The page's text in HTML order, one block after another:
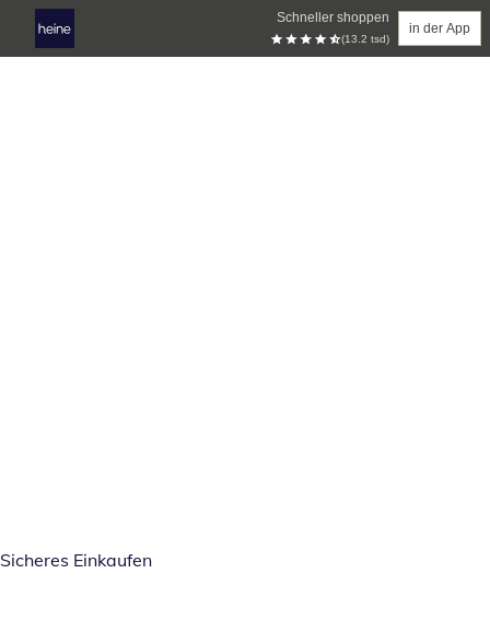
Schneller shoppen
(13.2 tsd)
in der App
Sicheres Einkaufen